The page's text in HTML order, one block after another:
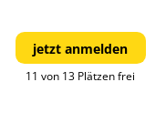
jetzt anmelden
11 von 13 Plätzen frei